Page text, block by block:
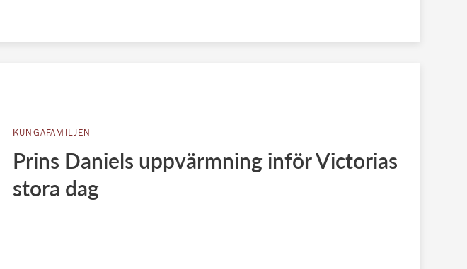
KUNGAFAMILJEN
Prins Daniels uppvärmning inför Victorias
stora dag